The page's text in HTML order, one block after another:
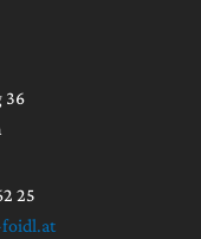
36
25